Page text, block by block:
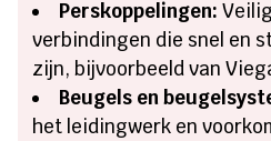
Perskoppelingen:
verbindingen die snel en
zijn, bijvoorbeeld van
Beugels en
het leidingwerk en